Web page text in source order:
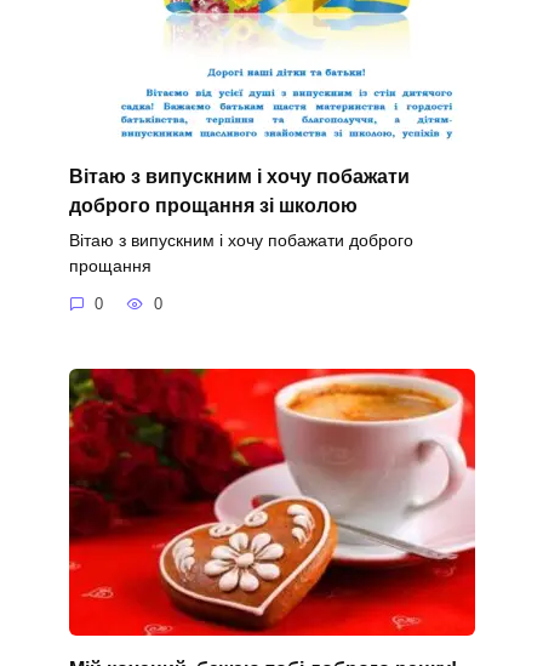
Вітаю з випускним і хочу побажати
доброго прощання зі школою
Вітаю з випускним і хочу побажати доброго
прощання
0 0